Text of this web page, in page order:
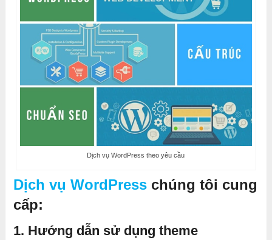
Dịch vụ WordPress theo yêu cầu
Dịch vụ WordPresschúng tôi cung
cấp:
1. Hướng dẫn sử dụng theme